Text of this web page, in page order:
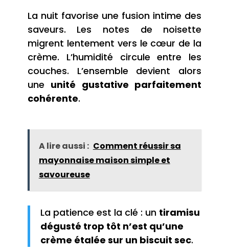
La nuit favorise une fusion intime des
saveurs. Les notes de noisette
migrent lentement vers le cœur de la
crème. L’humidité circule entre les
couches. L’ensemble devient alors
une unité gustative parfaitement
cohérente.
A lire aussi : Comment réussir sa
mayonnaise maison simple et
savoureuse
La patience est la clé : un tiramisu
dégusté trop tôt n’est qu’une
crème étalée sur un biscuit sec.